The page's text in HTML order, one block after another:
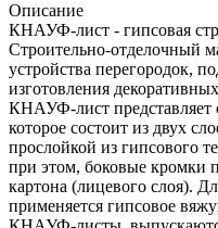
Описание
КНАУФ-лист - гипсовая
Строительно-отделочный
устройства перегородок,
изготовления
КНАУФ-лист представляет
которое состоит из двух
прослойкой из гипсового
при этом, боковые кромки
картона (лицевого слоя).
применяется гипсовое